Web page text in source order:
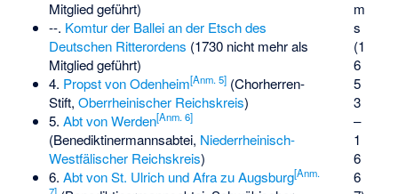
m
s
(1
6
5
3
–
1
6
6
Mitglied geführt)
--. Komtur der Ballei an der Etsch des
Deutschen Ritterordens (1730 nicht mehr als
Mitglied geführt)
4. Propst von Odenheim[Anm. 5](Chorherren-
Stift, Oberrheinischer Reichskreis)
5. Abt von Werden[Anm. 6]
(Benediktinermannsabtei, Niederrheinisch-
Westfälischer Reichskreis)
6. Abt von St. Ulrich und Afra zu Augsburg[Anm.